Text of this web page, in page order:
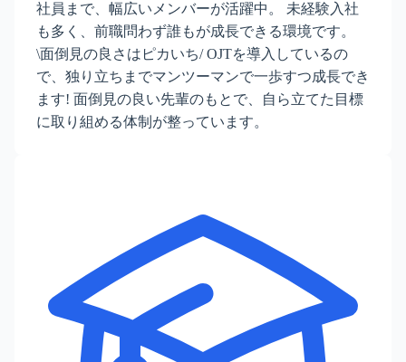
社員まで、幅広いメンバーが活躍中。 未経験入社
も多く、前職問わず誰もが成長できる環境です。
\面倒見の良さはピカいち/ OJTを導入しているの
で、独り立ちまでマンツーマンで一歩すつ成長でき
ます! 面倒見の良い先輩のもとで、自ら立てた目標
に取り組める体制が整っています。